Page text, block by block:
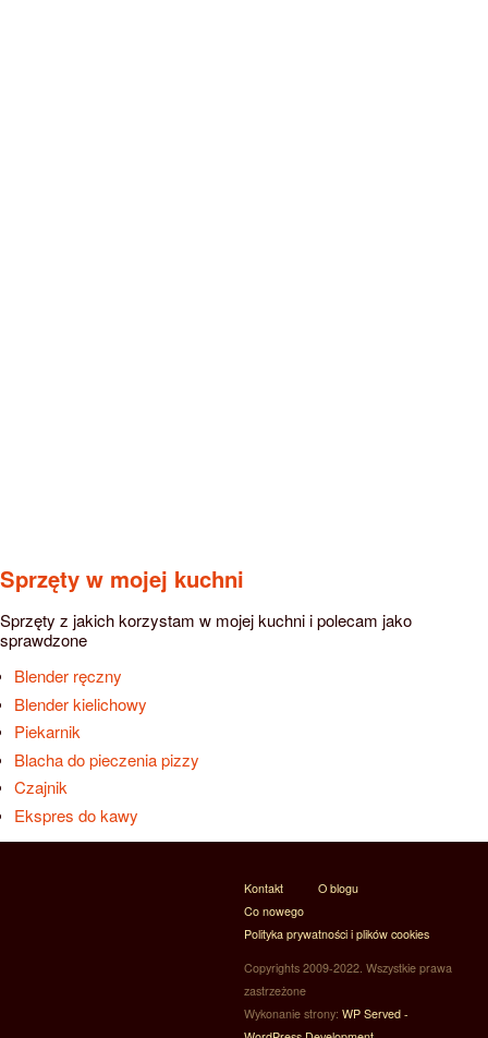
Sprzęty w mojej kuchni
Sprzęty z jakich korzystam w mojej kuchni i polecam jako
sprawdzone
Blender ręczny
Blender kielichowy
Piekarnik
Blacha do pieczenia pizzy
Czajnik
Ekspres do kawy
Kontakt
O blogu
Co nowego
Polityka prywatności i plików cookies
Copyrights 2009-2022. Wszystkie prawa
zastrzeżone
Wykonanie strony: WP Served -